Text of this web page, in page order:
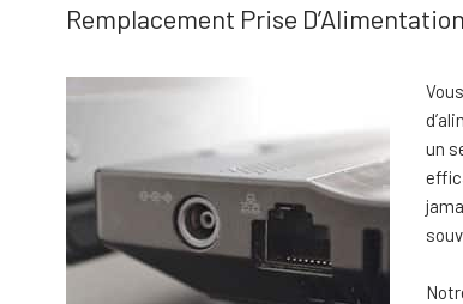
Remplacement Prise
un